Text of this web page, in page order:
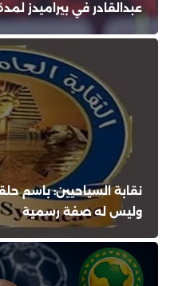
عبدالقادر في بيراميدز لمدة ٣
نقابة السياحيين: باسم
وليس له صفة رسمية